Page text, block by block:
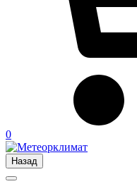
0
Назад